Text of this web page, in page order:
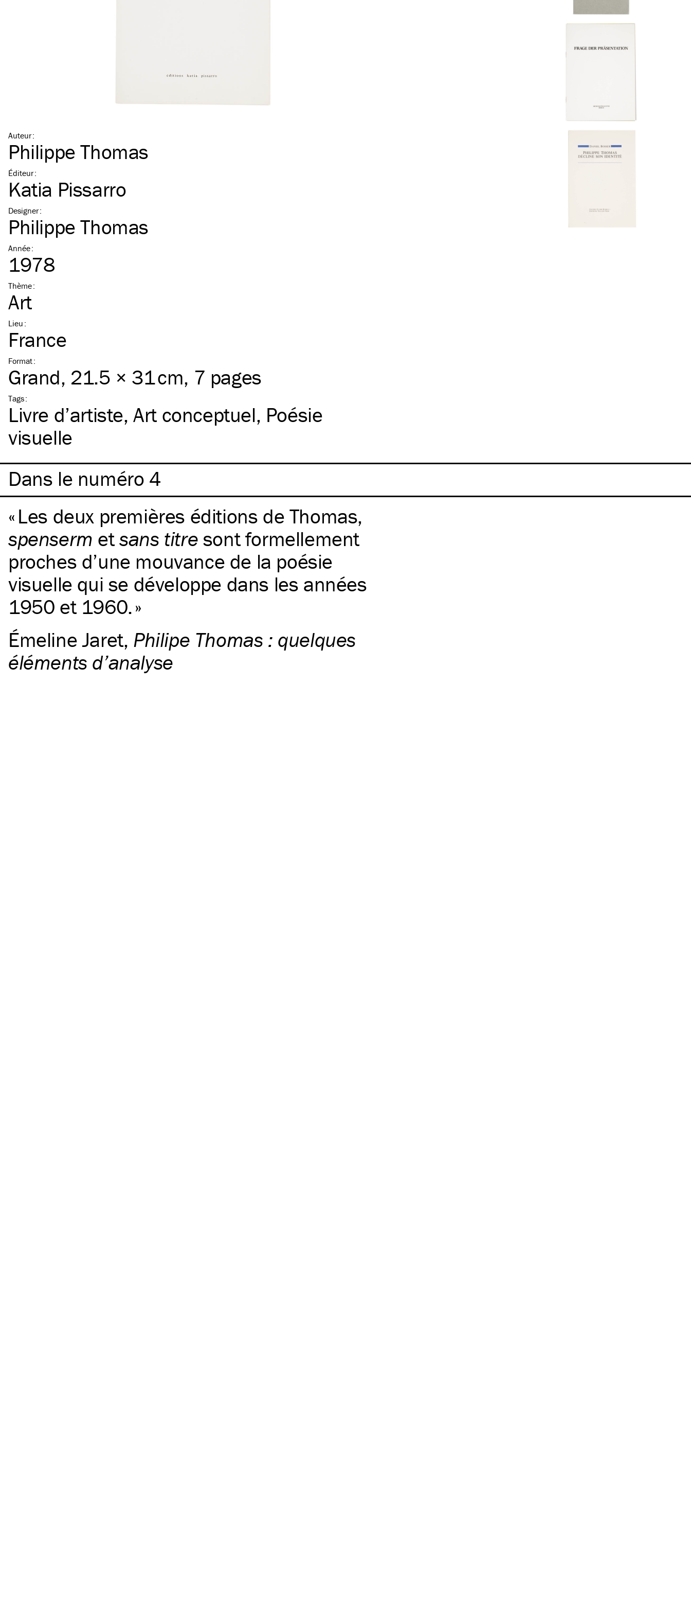
Auteur:
Philippe Thomas
Éditeur:
Katia Pissarro
Designer:
Philippe Thomas
Année:
1978
Thème:
Art
Lieu :
France
Format:
Grand, 21.5 × 31 cm, 7 pages
Tags:
Livre d’artiste Art conceptuel Poésie
visuelle
Dans le numéro 4
Les deux premières éditions de Thomas,
spenserm etsans titre sont formellement
proches d’une mouvance de la poésie
visuelle qui se développe dans les années
1950 et 1960.
Émeline Jaret, Philipe Thomas : quelques
éléments d’analyse